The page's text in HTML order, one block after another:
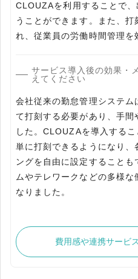
CLOUZAを利用することで
うことができます。また、
れ、従業員の労働時間管理を
サービス導入後の効果・
えてください
会社従来の勤怠管理システム
て打刻する必要があり、手間
した。CLOUZAを導入する
単に打刻できるようになり、
ングを自由に設定すること
ムやテレワークなどの多様
なりました。
費用感や連携サービ